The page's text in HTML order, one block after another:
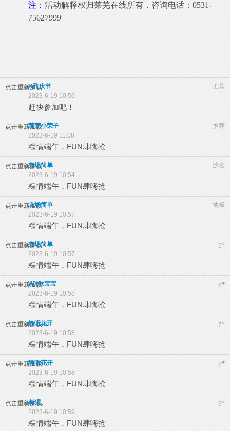
注： 活动解释权归莱芜在线所有，咨询电话：0531-
75627999
点击重新加载 推荐
K孔庆节
2023-6-19 10:56
赶快参加吧！
点击重新加载 推荐
莱芜小荣子
2023-6-19 11:08
粽情端午，FUN肆嗨抢
点击重新加载 沙发
立场简单
2023-6-19 10:54
粽情端午，FUN肆嗨抢
点击重新加载 地板
立场简单
2023-6-19 10:57
粽情端午，FUN肆嗨抢
点击重新加载 5#
立场简单
2023-6-19 10:57
粽情端午，FUN肆嗨抢
点击重新加载 6#
WX欣宝宝
2023-6-19 10:58
粽情端午，FUN肆嗨抢
点击重新加载 7#
静听花开
2023-6-19 10:58
粽情端午，FUN肆嗨抢
点击重新加载 8#
静听花开
2023-6-19 10:58
粽情端午，FUN肆嗨抢
点击重新加载 9#
刺猬、
2023-6-19 10:59
粽情端午，FUN肆嗨抢